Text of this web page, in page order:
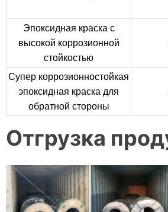
Эпоксидная краска с
высокой коррозионной
стойкостью
Супер коррозионностойкая
эпоксидная краска для
обратной стороны
Отгрузка